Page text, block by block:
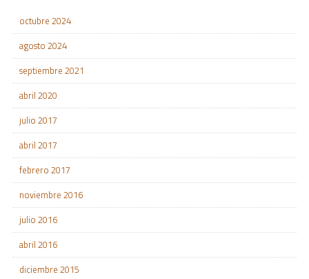
octubre 2024
agosto 2024
septiembre 2021
abril 2020
julio 2017
abril 2017
febrero 2017
noviembre 2016
julio 2016
abril 2016
diciembre 2015